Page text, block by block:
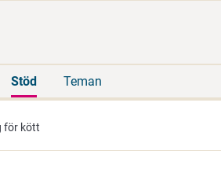
Stöd Teman
för kött